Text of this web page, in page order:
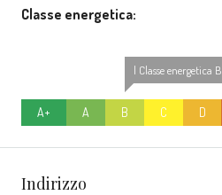
Classe energetica:
A+ A
| Classe energetica B
B C D
Indirizzo